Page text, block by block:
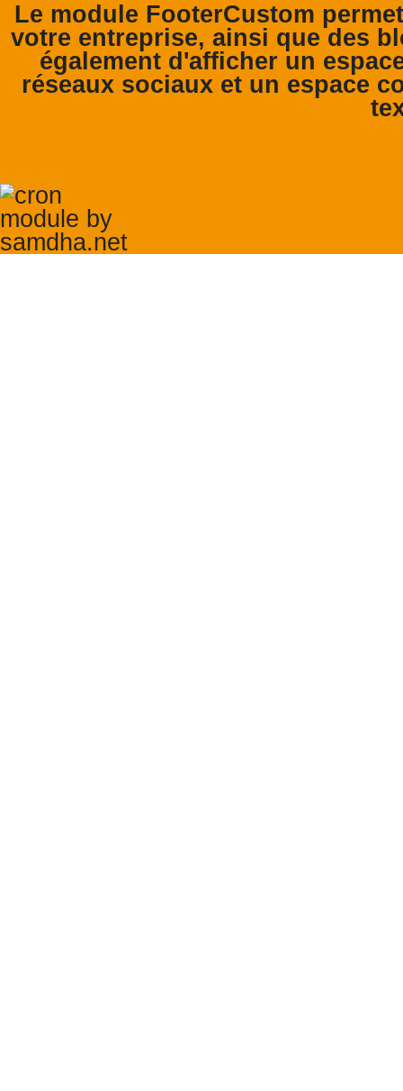
Le module FooterCustom
votre entreprise, ainsi que des
également d'afficher un
réseaux sociaux et un espace